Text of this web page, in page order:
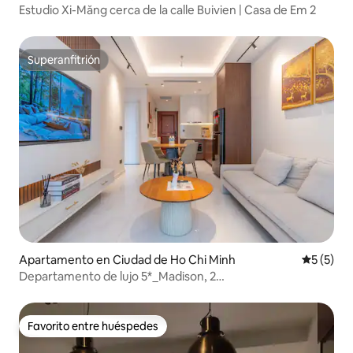
Estudio Xi-Măng cerca de la calle Buivien | Casa de Em 2
Superanfitrión
Superanfitrión
Apartamento en Ciudad de Ho Chi Minh
5 (5)
Departamento de lujo 5*_Madison, 2
Favorito entre huéspedes
Favorito entre huéspedes